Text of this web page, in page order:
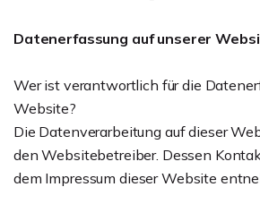
Datenerfassung auf unserer
Wer ist verantwortlich für die
Website?
Die Datenverarbeitung auf dieser
den Websitebetreiber. Dessen
dem Impressum dieser Website